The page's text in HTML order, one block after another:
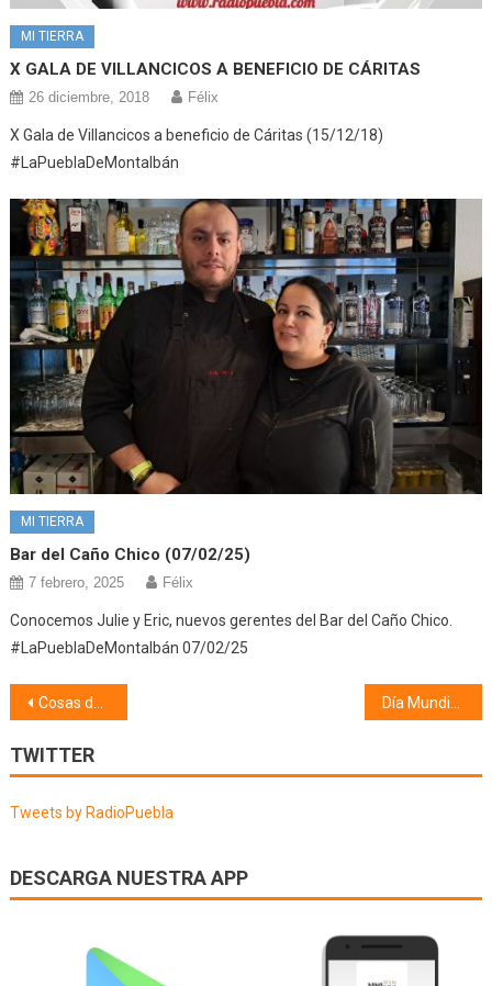
MI TIERRA
X GALA DE VILLANCICOS A BENEFICIO DE CÁRITAS
26 diciembre, 2018 Félix
X Gala de Villancicos a beneficio de Cáritas (15/12/18)
#LaPueblaDeMontalbán
MI TIERRA
Bar del Caño Chico (07/02/25)
7 febrero, 2025 Félix
Conocemos Julie y Eric, nuevos gerentes del Bar del Caño Chico.
#LaPueblaDeMontalbán 07/02/25
Navegación
de
entradas
Cosas de mi pueblo, coplillas y apodos (30/05/23)
TWITTER
Tweets by RadioPuebla
DESCARGA NUESTRA APP